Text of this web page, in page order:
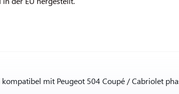
mit Peugeot 504 Coupé / Cabriolet